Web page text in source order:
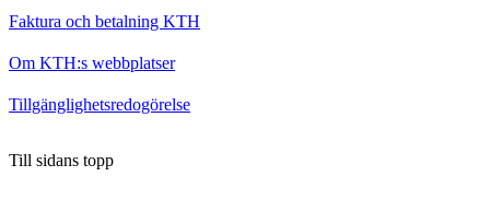
Faktura och betalning KTH
Om KTH:s webbplatser
Tillgänglighetsredogörelse
Till sidans topp